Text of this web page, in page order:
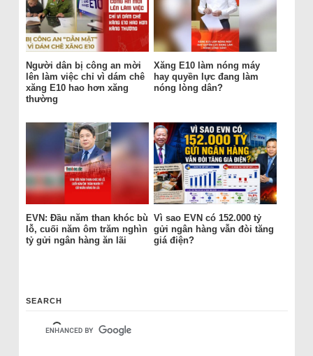
Người dân bị công an mời
lên làm việc chỉ vì dám chê
xăng E10 hao hơn xăng
thường
Xăng E10 làm nóng máy
hay quyền lực đang làm
nóng lòng dân?
EVN: Đầu năm than khóc bù
lỗ, cuối năm ôm trăm nghìn
tỷ gửi ngân hàng ăn lãi
Vì sao EVN có 152.000 tỷ
gửi ngân hàng vẫn đòi tăng
giá điện?
SEARCH